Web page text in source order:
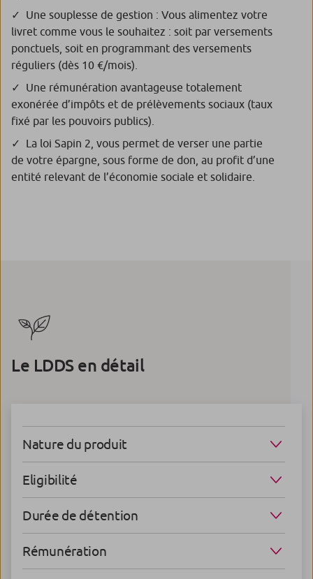
Une souplesse de gestion : Vous alimentez votre
livret comme vous le souhaitez : soit par versements
ponctuels, soit en programmant des versements
réguliers (dès 10 €/mois).
Une rémunération avantageuse totalement
exonérée d’impôts et de prélèvements sociaux (taux
fixé par les pouvoirs publics).
La loi Sapin 2, vous permet de verser une partie
de votre épargne, sous forme de don, au profit d’une
entité relevant de l’économie sociale et solidaire.
Le LDDS en détail
Nature du produit
Eligibilité
Durée de détention
Rémunération